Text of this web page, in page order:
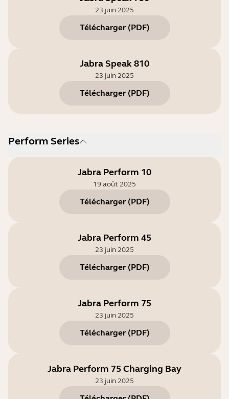
23 juin 2025
Télécharger (PDF)
Jabra Speak 810
23 juin 2025
Télécharger (PDF)
Perform Series
Jabra Perform 10
19 août 2025
Télécharger (PDF)
Jabra Perform 45
23 juin 2025
Télécharger (PDF)
Jabra Perform 75
23 juin 2025
Télécharger (PDF)
Jabra Perform 75 Charging Bay
23 juin 2025